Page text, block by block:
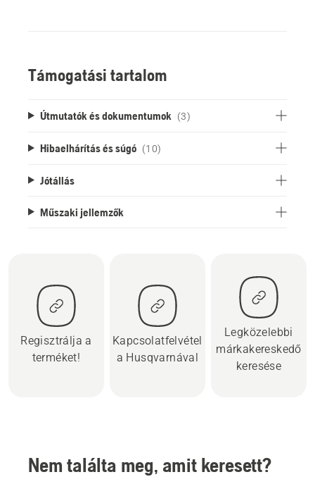
Támogatási tartalom
Útmutatók és dokumentumok (3)
Hibaelhárítás és súgó (10)
Jótállás
Műszaki jellemzők
Regisztrálja a
terméket!
Kapcsolatfelvétel
a Husqvarnával
Legközelebbi
márkakereskedő
keresése
Nem találta meg, amit keresett?